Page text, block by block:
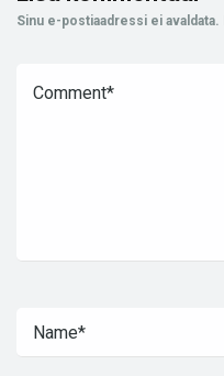
Sinu e-postiaadressi ei avaldata.